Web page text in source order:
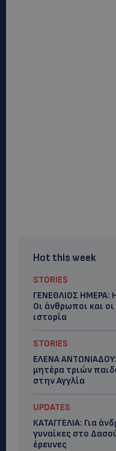
Hot this week
STORIES
ΓΕΝΕΘΛΙΟΣ ΗΜΕΡΑ:
Οι άνθρωποι και
ιστορία
STORIES
ΕΛΕΝΑ
μητέρα τριών
στην Αγγλία
UPDATES
ΚΑΤΑΓΓΕΛΙΑ: Για
γυναίκες στο
έρευνες